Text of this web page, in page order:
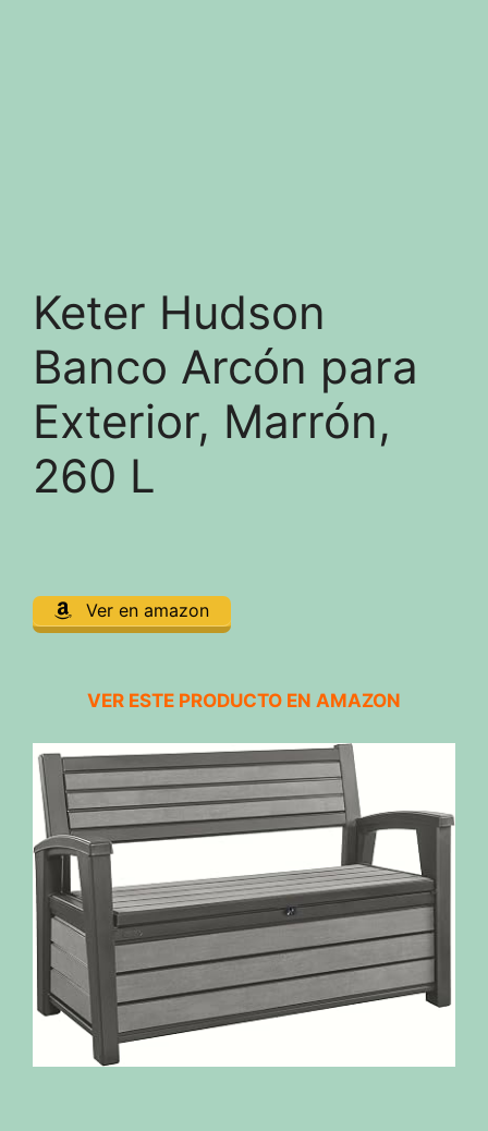
Keter Hudson
Banco Arcón para
Exterior, Marrón,
260 L
Ver en amazon
VER ESTE PRODUCTO EN AMAZON